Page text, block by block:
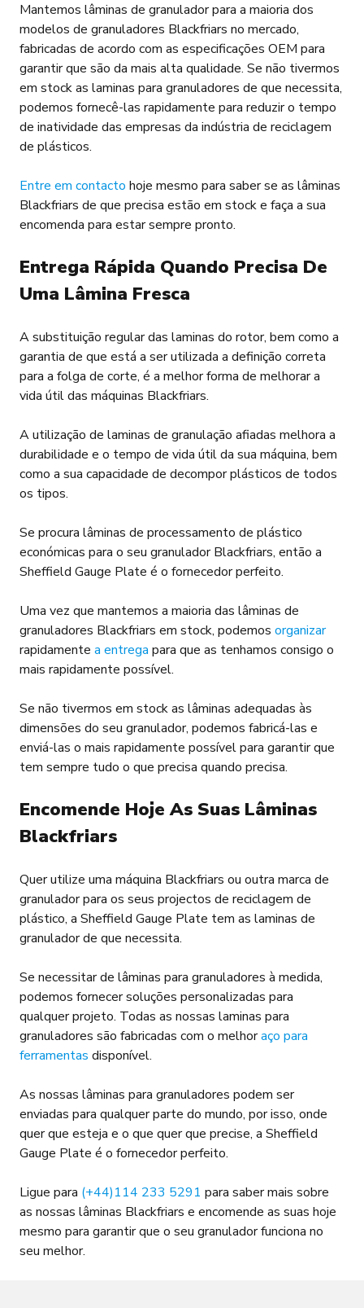
Mantemos lâminas de granulador para a maioria dos
modelos de granuladores Blackfriars no mercado,
fabricadas de acordo com as especificações OEM para
garantir que são da mais alta qualidade. Se não tivermos
em stock as laminas para granuladores de que necessita,
podemos fornecê-las rapidamente para reduzir o tempo
de inatividade das empresas da indústria de reciclagem
de plásticos.
Entre em contacto hoje mesmo para saber se as lâminas
Blackfriars de que precisa estão em stock e faça a sua
encomenda para estar sempre pronto.
Entrega Rápida Quando Precisa De
Uma Lâmina Fresca
A substituição regular das laminas do rotor, bem como a
garantia de que está a ser utilizada a definição correta
para a folga de corte, é a melhor forma de melhorar a
vida útil das máquinas Blackfriars.
A utilização de laminas de granulação afiadas melhora a
durabilidade e o tempo de vida útil da sua máquina, bem
como a sua capacidade de decompor plásticos de todos
os tipos.
Se procura lâminas de processamento de plástico
económicas para o seu granulador Blackfriars, então a
Sheffield Gauge Plate é o fornecedor perfeito.
Uma vez que mantemos a maioria das lâminas de
granuladores Blackfriars em stock, podemos organizar
rapidamente a entrega para que as tenhamos consigo o
mais rapidamente possível.
Se não tivermos em stock as lâminas adequadas às
dimensões do seu granulador, podemos fabricá-las e
enviá-las o mais rapidamente possível para garantir que
tem sempre tudo o que precisa quando precisa.
Encomende Hoje As Suas Lâminas
Blackfriars
Quer utilize uma máquina Blackfriars ou outra marca de
granulador para os seus projectos de reciclagem de
plástico, a Sheffield Gauge Plate tem as laminas de
granulador de que necessita.
Se necessitar de lâminas para granuladores à medida,
podemos fornecer soluções personalizadas para
qualquer projeto. Todas as nossas laminas para
granuladores são fabricadas com o melhoraço para
ferramentas disponível.
As nossas lâminas para granuladores podem ser
enviadas para qualquer parte do mundo, por isso, onde
quer que esteja e o que quer que precise, a Sheffield
Gauge Plate é o fornecedor perfeito.
Ligue para (+44)114 233 5291 para saber mais sobre
as nossas lâminas Blackfriars e encomende as suas hoje
mesmo para garantir que o seu granulador funciona no
seu melhor.